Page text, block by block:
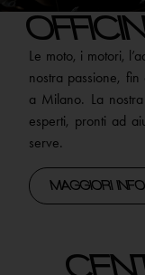
Le moto, i motori,
nostra passione,
a Milano. La
esperti, pronti ad
serve.
MAGGIORI INFO